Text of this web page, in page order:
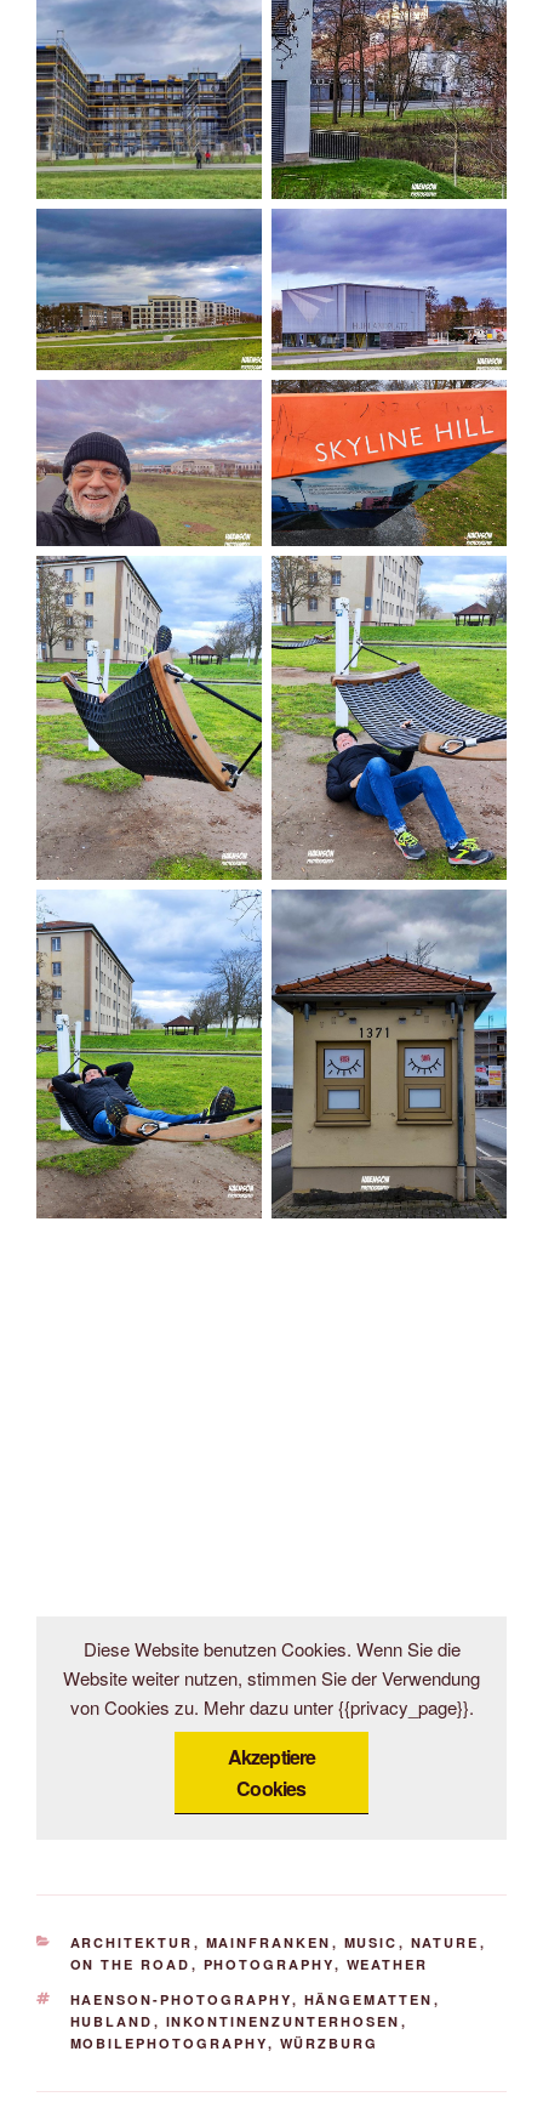
Diese Website benutzen Cookies. Wenn Sie die
Website weiter nutzen, stimmen Sie der Verwendung
von Cookies zu. Mehr dazu unter {{privacy_page}}.
Akzeptiere
Cookies
KATEGORIEN
ARCHITEKTUR , MAINFRANKEN , MUSIC , NATURE ,
ON THE ROAD , PHOTOGRAPHY, WEATHER
SCHLAGWÖRTER
HAENSON-PHOTOGRAPHY, HÄNGEMATTEN ,
HUBLAND , INKONTINENZUNTERHOSEN ,
MOBILEPHOTOGRAPHY, WÜRZBURG